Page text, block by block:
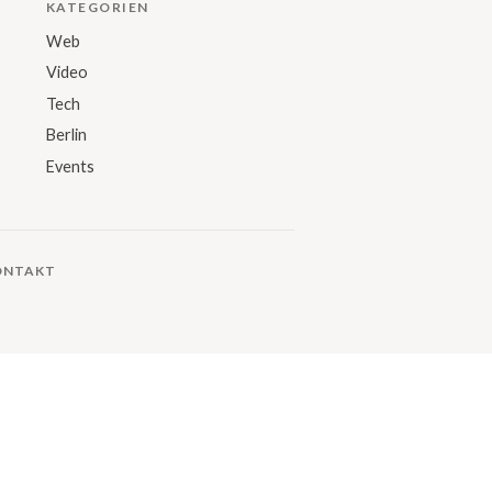
KATEGORIEN
Web
Video
Tech
Berlin
Events